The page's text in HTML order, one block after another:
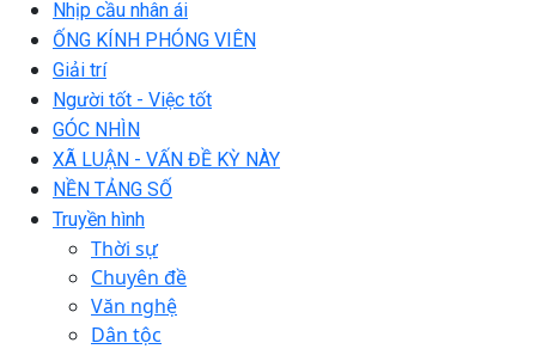
Nhịp cầu nhân ái
ỐNG KÍNH PHÓNG VIÊN
Giải trí
Người tốt - Việc tốt
GÓC NHÌN
XÃ LUẬN - VẤN ĐỀ KỲ NÀY
NỀN TẢNG SỐ
Truyền hình
Thời sự
Chuyên đề
Văn nghệ
Dân tộc